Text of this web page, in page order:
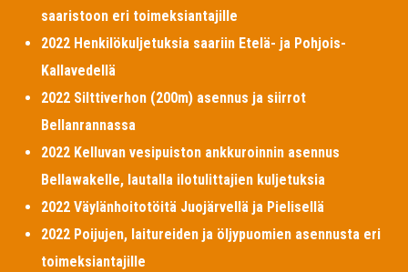
saaristoon eri toimeksiantajille
2022 Henkilökuljetuksia saariin Etelä- ja Pohjois-
Kallavedellä
2022 Silttiverhon (200m) asennus ja siirrot
Bellanrannassa
2022 Kelluvan vesipuiston ankkuroinnin asennus
Bellawakelle, lautalla ilotulittajien kuljetuksia
2022 Väylänhoitotöitä Juojärvellä ja Pielisellä
2022 Poijujen, laitureiden ja öljypuomien asennusta eri
toimeksiantajille